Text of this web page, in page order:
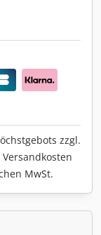
zzgl.
MwSt.